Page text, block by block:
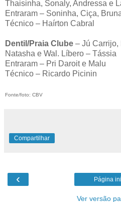
Thaisinha, Sonaly, Andressa e
Entraram – Soninha, Ciça,
Técnico – Haírton Cabral
Dentil/Praia Clube – Jú Carrijo,
Natasha e Wal. Líbero – Tássia
Entraram – Pri Daroit e Malu
Técnico – Ricardo Picinin
Fonte/foto: CBV
Compartilhar
‹ Página
Ver versão